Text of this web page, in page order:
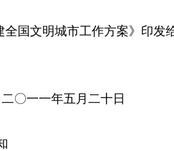
国文明城市工作方案》印发
二〇一一年五月二十日